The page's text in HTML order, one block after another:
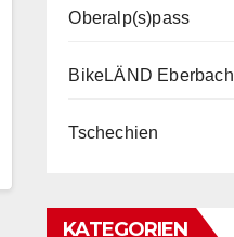
Oberalp(s)pass
BikeLÄND Eberbach
Tschechien
KATEGORIEN